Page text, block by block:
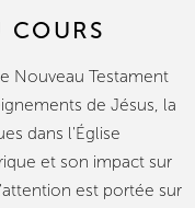
COURS
Nouveau Testament
de Jésus, la
dans l'Église
et son impact sur
est portée sur